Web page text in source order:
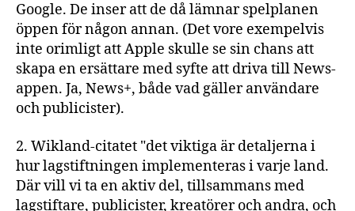
Google. De inser att de då lämnar spelplanen
öppen för någon annan. (Det vore exempelvis
inte orimligt att Apple skulle se sin chans att
skapa en ersättare med syfte att driva till News-
appen. Ja, News+, både vad gäller användare
och publicister).
2. Wikland-citatet "det viktiga är detaljerna i
hur lagstiftningen implementeras i varje land.
Där vill vi ta en aktiv del, tillsammans med
lagstiftare, publicister, kreatörer och andra, och